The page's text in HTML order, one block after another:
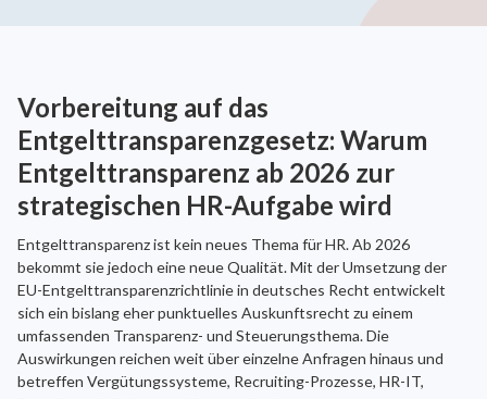
Vorbereitung auf das
Entgelttransparenzgesetz: Warum
Entgelttransparenz ab 2026 zur
strategischen HR-Aufgabe wird
Entgelttransparenz ist kein neues Thema für HR. Ab 2026
bekommt sie jedoch eine neue Qualität. Mit der Umsetzung der
EU-Entgelttransparenzrichtlinie in deutsches Recht entwickelt
sich ein bislang eher punktuelles Auskunftsrecht zu einem
umfassenden Transparenz- und Steuerungsthema. Die
Auswirkungen reichen weit über einzelne Anfragen hinaus und
betreffen Vergütungssysteme, Recruiting-Prozesse, HR-IT,